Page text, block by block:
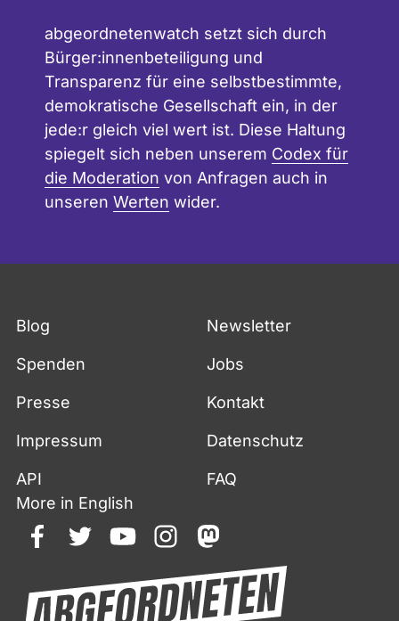
abgeordnetenwatch setzt sich durch
Bürger:innenbeteiligung und
Transparenz für eine selbstbestimmte,
demokratische Gesellschaft ein, in der
jede:r gleich viel wert ist. Diese Haltung
spiegelt sich neben unserem Codex für
die Moderation von Anfragen auch in
unseren Werten wider.
Blog Newsletter
Spenden Jobs
Presse Kontakt
Impressum Datenschutz
API
FAQ
More in English
facebooktwitteryoutubeinstagrammastodon